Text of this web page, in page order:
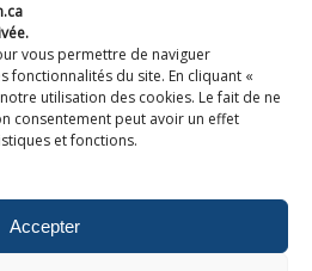
vous permettre de naviguer
fonctionnalités du site. En cliquant «
utilisation des cookies. Le fait de ne
consentement peut avoir un effet
et fonctions.
Accepter
nous